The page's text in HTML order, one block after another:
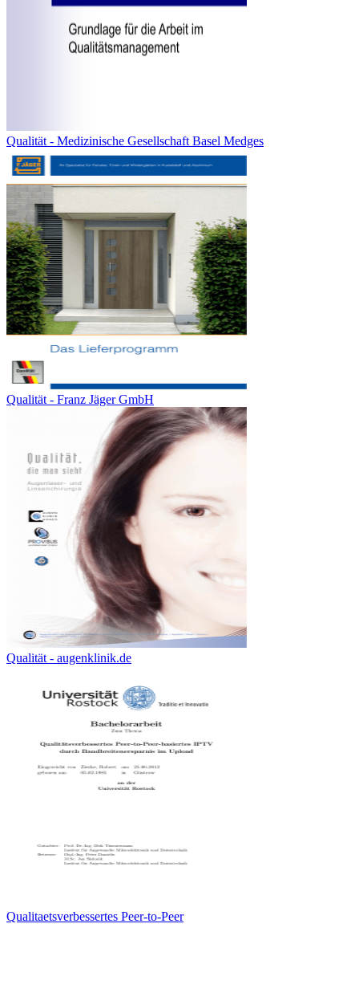
Qualität - Medizinische Gesellschaft Basel Medges
Qualität - Franz Jäger GmbH
Qualität - augenklinik.de
Qualitaetsverbessertes Peer-to-Peer